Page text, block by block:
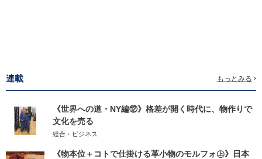
連載 もっとみる
《世界への道・NY編⑫》格差が開く時代に、物作りで
文化を売る
総合・ビジネス
《物本位＋コトで仕掛ける革小物のモルフォ㊤》日本